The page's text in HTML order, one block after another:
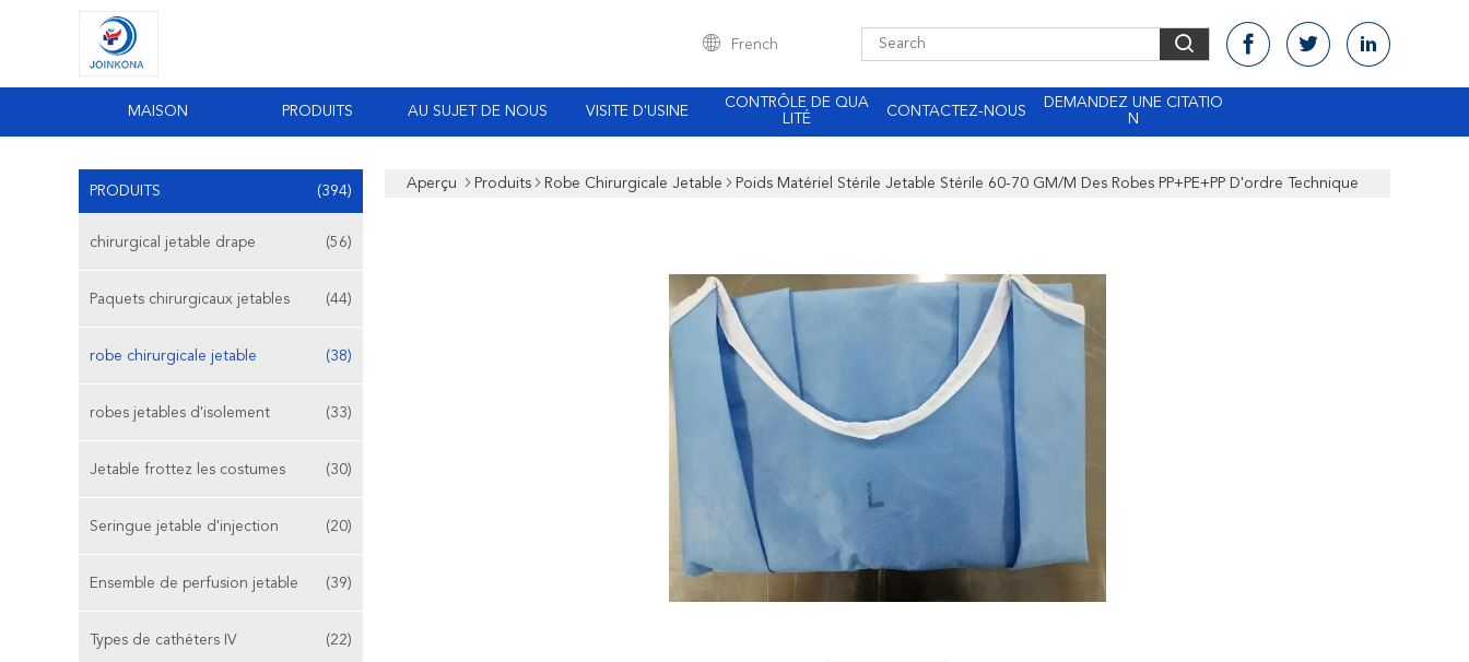
French
MAISON PRODUITS AU SUJET DE NOUS VISITE D'USINE
CONTRÔLE DE QUA
LITÉ
CONTACTEZ-NOUS
DEMANDEZ UNE CITATIO
N
PRODUITS (394)
chirurgical jetable drape (56)
Paquets chirurgicaux jetables (44)
robe chirurgicale jetable (38)
robes jetables d'isolement (33)
Jetable frottez les costumes (30)
Seringue jetable d'injection (20)
Ensemble de perfusion jetable (39)
Types de cathéters IV (22)
Aperçu Produits Robe Chirurgicale Jetable Poids Matériel Stérile Jetable Stérile 60-70 GM/M Des Robes PP+PE+PP D'ordre Technique